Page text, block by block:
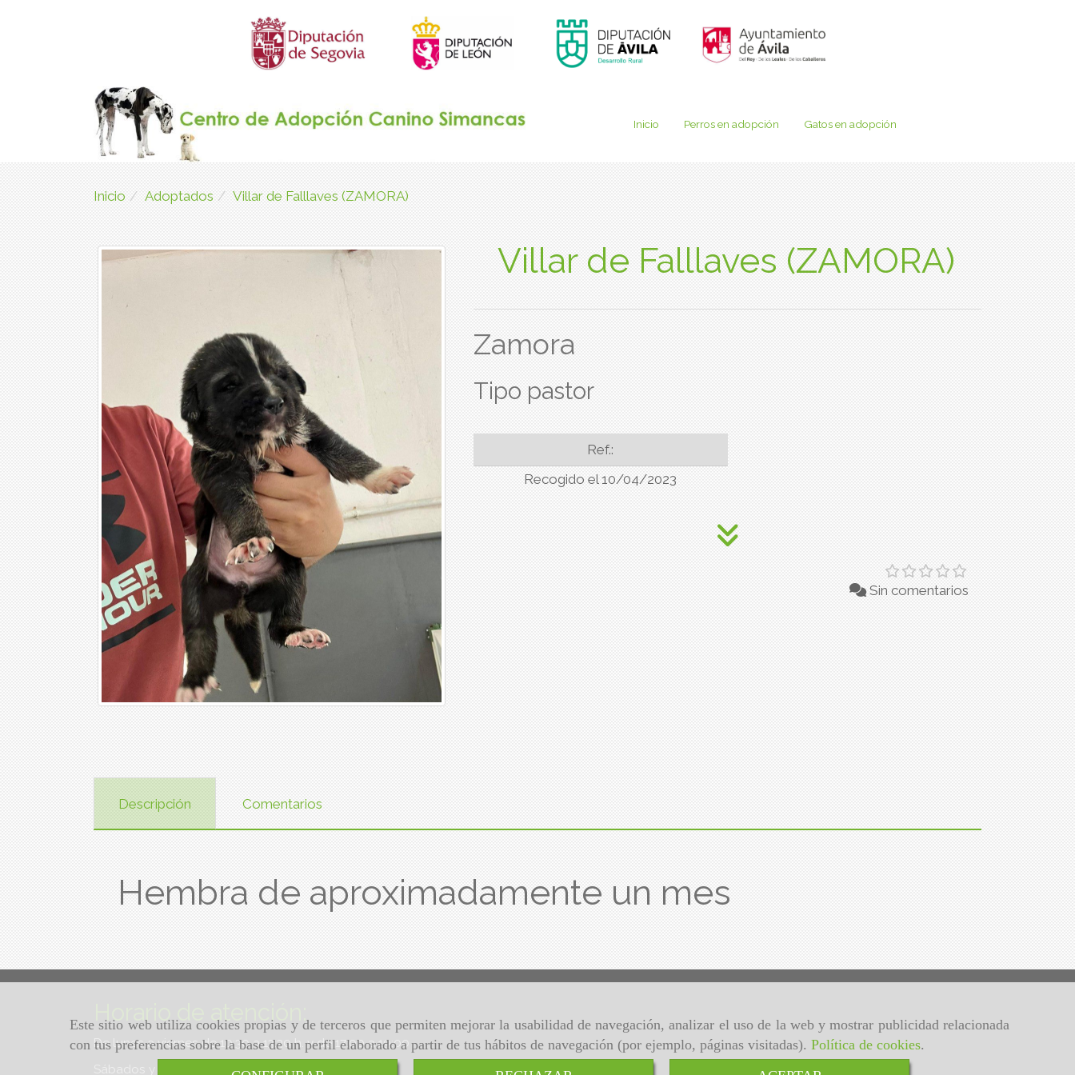
Este sitio web utiliza cookies propias y de terceros que permiten mejorar la usabilidad de navegación, analizar el uso de la web y mostrar publicidad relacionada
con tus preferencias sobre la base de un perfil elaborado a partir de tus hábitos de navegación (por ejemplo, páginas visitadas). Política de cookies.
Inicio Perros en adopción Gatos en adopción
Inicio Adoptados Villar de Falllaves (ZAMORA)
Villar de Falllaves (ZAMORA)
Zamora
Tipo pastor
Ref.:
Recogido el 10/04/2023
Sin comentarios
Descripción Comentarios
Hembra de aproximadamente un mes
Horario de atención:
De lunes a viernes de 10:30 a 13:30 h. y de 17:00 a 19:00
Sábados y domingos de 10:30 a 13:30 h.